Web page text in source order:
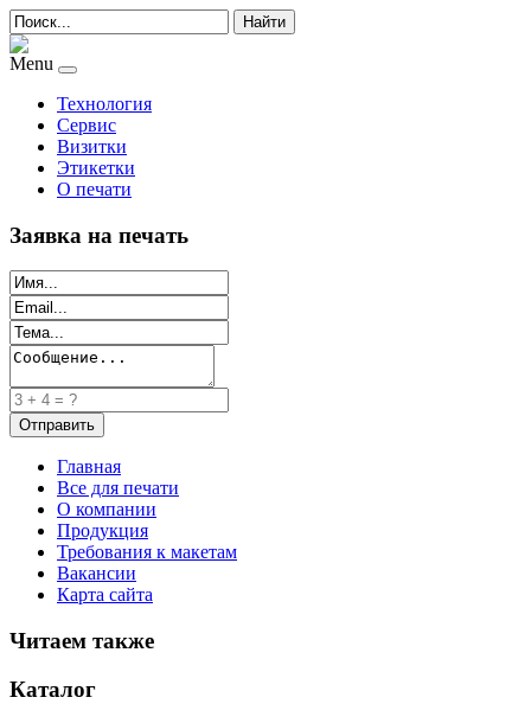
Найти
Menu
Технология
Сервис
Визитки
Этикетки
О печати
Заявка на печать
Главная
Все для печати
О компании
Продукция
Требования к макетам
Вакансии
Карта сайта
Читаем также
Каталог